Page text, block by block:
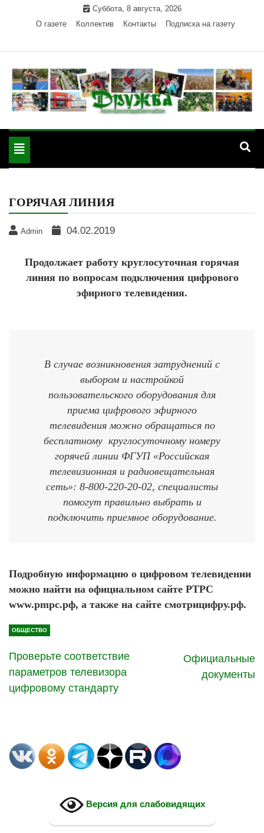
Суббота, 8 августа, 2026
О газете
Коллектив Контакты Подписка на газету
"Дружба" — газета
Красногвардейского района Республики Адыгея
Toggle
navigation
ГОРЯЧАЯ ЛИНИЯ
Admin 04.02.2019
Продолжает работу круглосуточная горячая
линия по вопросам подключения цифрового
эфирного телевидения.
В случае возникновения затруднений с
выбором и настройкой
пользовательского оборудования для
приема цифрового эфирного
телевидения можно обращаться по
бесплатному круглосуточному номеру
горячей линии ФГУП «Российская
телевизионная и радиовещательная
сеть»: 8-800-220-20-02, специалисты
помогут правильно выбрать и
подключить приемное оборудование.
Подробную информацию о цифровом телевидении
можно найти на официальном сайте РТРС
www.pmpc.рф, а также на сайте смотрицифру.рф.
ОБЩЕСТВО
Проверьте соответствие
параметров телевизора
цифровому стандарту
Официальные
документы
Версия для слабовидящих